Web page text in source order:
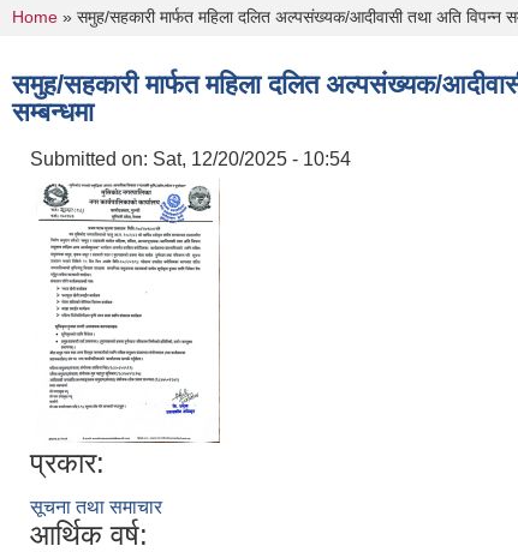
You are here
Home » समुह/सहकारी मार्फत महिला दलित अल्पसंख्यक/आदीवासी तथा अति विपन्न
समुह/सहकारी मार्फत महिला दलित अल्पसंख्यक/
सम्बन्धमा
Submitted on: Sat, 12/20/2025 - 10:54
प्रकार:
सूचना तथा समाचार
आर्थिक वर्ष: